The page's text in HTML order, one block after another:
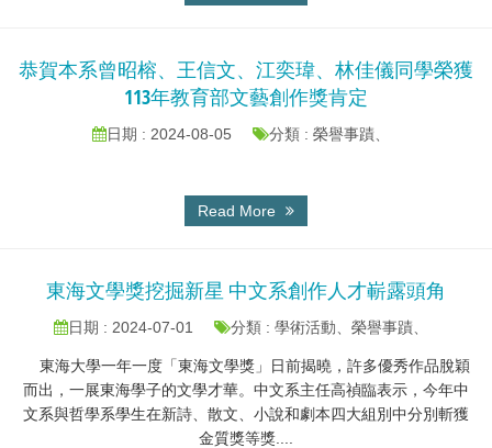
恭賀本系曾昭榕、王信文、江奕瑋、林佳儀同學榮獲
113年教育部文藝創作獎肯定
日期 : 2024-08-05 分類 : 榮譽事蹟、
Read More
東海文學獎挖掘新星 中文系創作人才嶄露頭角
日期 : 2024-07-01 分類 : 學術活動、榮譽事蹟、
東海大學一年一度「東海文學獎」日前揭曉，許多優秀作品脫穎
而出，一展東海學子的文學才華。中文系主任高禎臨表示，今年中
文系與哲學系學生在新詩、散文、小說和劇本四大組別中分別斬獲
金質獎等獎....